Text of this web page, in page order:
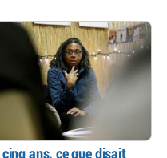
cinq ans, ce que disait